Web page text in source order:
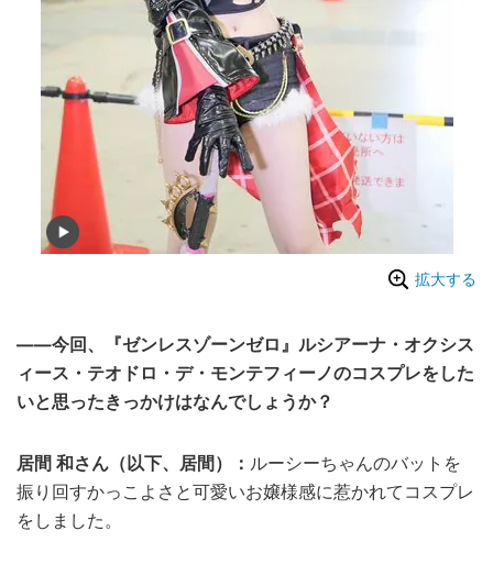
拡大する
——今回、『ゼンレスゾーンゼロ』ルシアーナ・オクシス
ィース・テオドロ・デ・モンテフィーノのコスプレをした
いと思ったきっかけはなんでしょうか？
居間 和さん（以下、居間）： ルーシーちゃんのバットを
振り回すかっこよさと可愛いお嬢様感に惹かれてコスプレ
をしました。